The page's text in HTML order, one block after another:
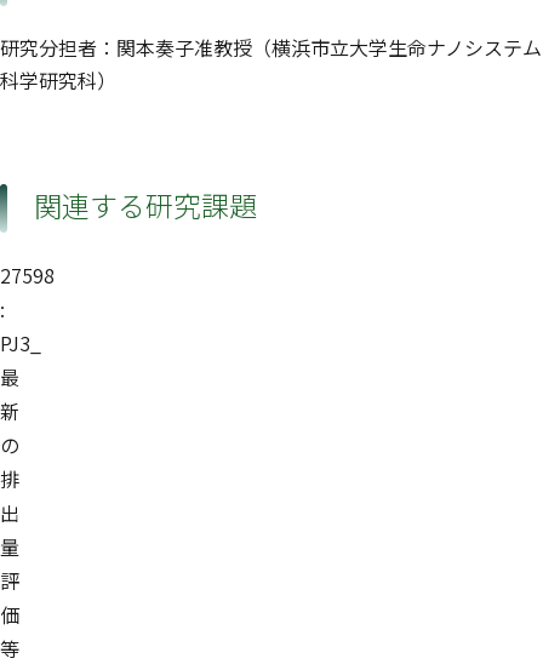
研究分担者：関本奏子准教授（横浜市立大学生命ナノシステム
科学研究科）
関連する研究課題
27598
:
PJ3_
最
新
の
排
出
量
評
価
等